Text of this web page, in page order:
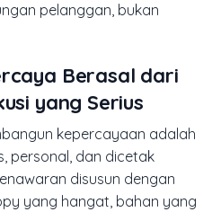
pelanggan, bukan
Berasal dari
yang Serius
kepercayaan adalah
personal, dan dicetak
disusun dengan
yang hangat, bahan yang